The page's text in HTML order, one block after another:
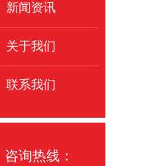
新闻资讯
关于我们
联系我们
咨询热线：